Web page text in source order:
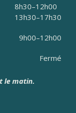
8h30–12h00
13h30–17h30
9h00–12h00
Fermé
le matin.